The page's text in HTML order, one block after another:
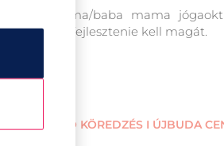
és kismama/baba mama
és fejlesztenie kell magát.
ERŐSÍTŐ KÖREDZÉS I ÚJBUDA